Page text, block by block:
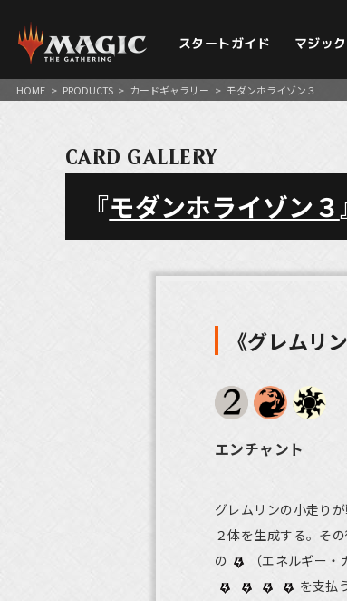
スタートガイド マジッ
HOME > PRODUCTS > カードギャラリー > モダンホライゾン３
CARD GALLERY
『モダンホライゾン３
《グレムリ
エンチャント
グレムリンの小走り
２体を生成する。そ
の
（エネルギー
を支払